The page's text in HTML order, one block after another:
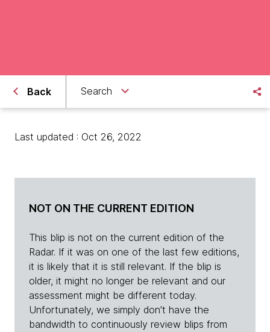
Back Search
Last updated : Oct 26, 2022
NOT ON THE CURRENT EDITION
This blip is not on the current edition of the
Radar. If it was on one of the last few editions,
it is likely that it is still relevant. If the blip is
older, it might no longer be relevant and our
assessment might be different today.
Unfortunately, we simply don't have the
bandwidth to continuously review blips from